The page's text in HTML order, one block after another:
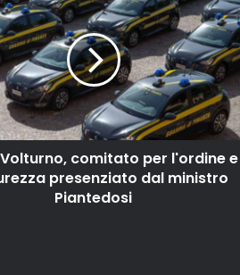
comitato per l'ordine e
presenziato dal ministro
Piantedosi